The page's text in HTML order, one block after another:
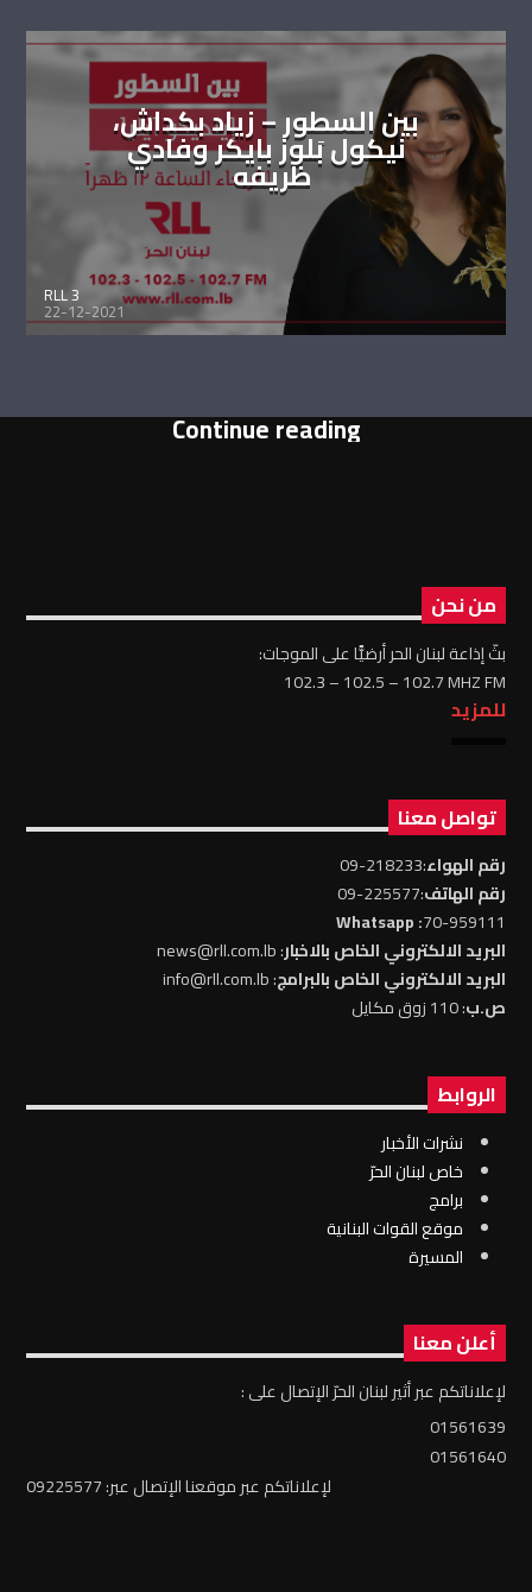
بين السطور – زياد بكداش،
نيكول بَلوز بايكر وفادي
ظريفه
RLL 3
22-12-2021
Continue reading
من نحن
بثّ إذاعة لبنان الحر أرضيًّا على الموجات:
102.3 – 102.5 – 102.7 MHZ FM
للمزيد
تواصل معنا
رقم الهواء:218233-09
رقم الهاتف:225577-09
70-959111
: Whatsapp
البريد الالكتروني الخاص بالاخبار: news@rll.com.lb
البريد الالكتروني الخاص بالبرامج: info@rll.com.lb
ص.ب: 110 زوق مكايل
الروابط
نشرات الأخبار
خاص لبنان الحرّ
برامج
موقع القوات البنانية
المسيرة
أعلن معنا
لإعلاناتكم عبر أثير لبنان الحرّ الإتصال على :
01561639
01561640
لإعلاناتكم عبر موقعنا الإتصال عبر: 09225577